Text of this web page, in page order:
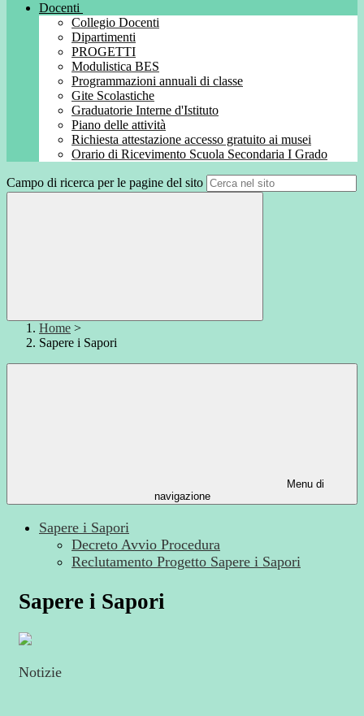
Docenti
Collegio Docenti
Dipartimenti
PROGETTI
Modulistica BES
Programmazioni annuali di classe
Gite Scolastiche
Graduatorie Interne d'Istituto
Piano delle attività
Richiesta attestazione accesso gratuito ai musei
Orario di Ricevimento Scuola Secondaria I Grado
Campo di ricerca per le pagine del sito
Home >
Sapere i Sapori
Menu di
navigazione
Sapere i Sapori
Decreto Avvio Procedura
Reclutamento Progetto Sapere i Sapori
Sapere i Sapori
Notizie